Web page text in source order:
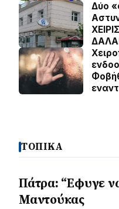
Δύο
ΤΟΠΙΚΑ
Πάτρα: “Εφυγε
Μαντούκας